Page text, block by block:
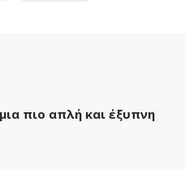
πιο απλή και έξυπνη